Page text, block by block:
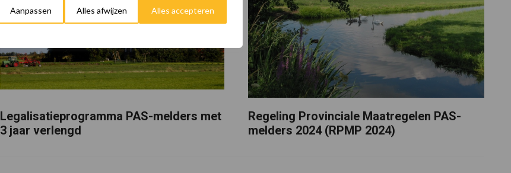
Aanpassen Alles afwijzen Alles accepteren
Legalisatieprogramma PAS-melders met
3 jaar verlengd
Regeling Provinciale Maatregelen PAS-
melders 2024 (RPMP 2024)